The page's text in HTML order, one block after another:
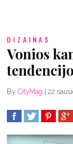
DIZAINAS
Vonios
By CityMag 22